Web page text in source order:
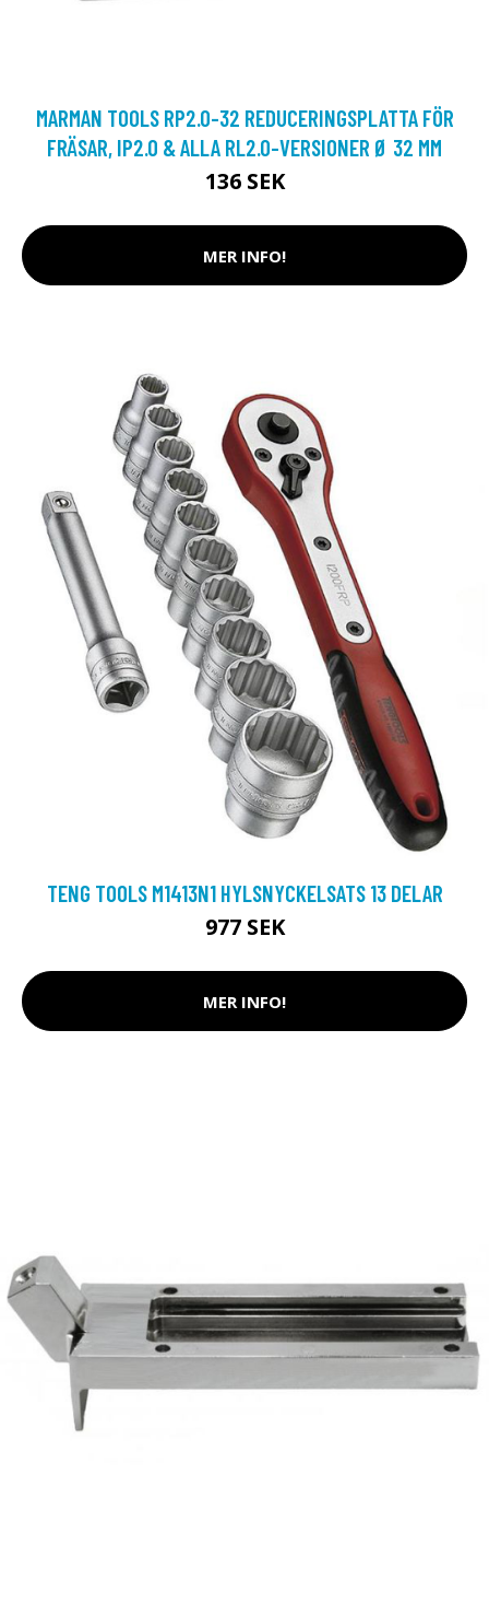
MARMAN TOOLS RP2.0-32 REDUCERINGSPLATTA FÖR
FRÄSAR, IP2.0 & ALLA RL2.0-VERSIONER Ø 32 MM
136 SEK
MER INFO!
TENG TOOLS M1413N1 HYLSNYCKELSATS 13 DELAR
977 SEK
MER INFO!